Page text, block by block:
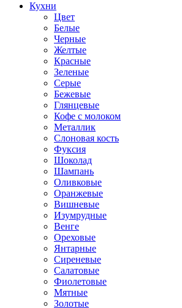
Кухни
Цвет
Белые
Черные
Желтые
Красные
Зеленые
Серые
Бежевые
Глянцевые
Кофе с молоком
Металлик
Слоновая кость
Фуксия
Шоколад
Шампань
Оливковые
Оранжевые
Вишневые
Изумрудные
Венге
Ореховые
Янтарные
Сиреневые
Салатовые
Фиолетовые
Мятные
Золотые